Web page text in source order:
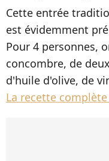
Cette entrée
est évidemment
Pour 4 personnes,
concombre, de
d'huile d'olive, de
La recette